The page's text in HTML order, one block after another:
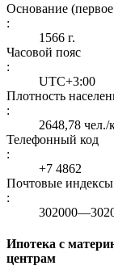
Основание
:
1566 г.
Часовой пояс
:
UTC+3:00
Плотность
:
2648,78 чел./
Телефонный код
:
+7 4862
Почтовые индексы
:
Ипотека с
центрам